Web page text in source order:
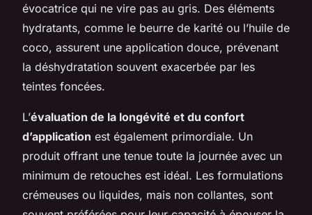
évocatrice qui ne vire pas au gris. Des éléments
hydratants, comme le beurre de karité ou l’huile de
coco, assurent une application douce, prévenant
la déshydratation souvent exacerbée par les
teintes foncées.
L’évaluation de la longévité et du confort
d’application est également primordiale. Un
produit offrant une tenue toute la journée avec un
minimum de retouches est idéal. Les formulations
crémeuses ou liquides, mais non collantes, sont